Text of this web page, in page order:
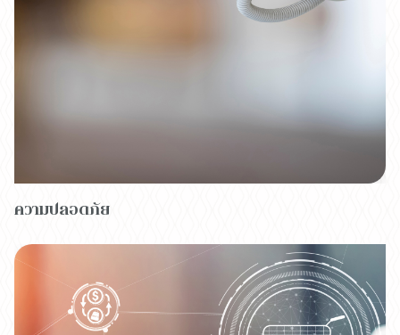
ความปลอดภัย